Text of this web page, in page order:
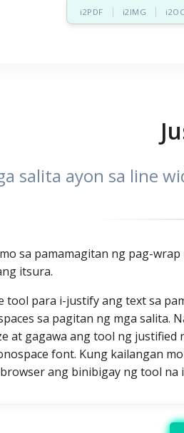
i2PDF i2IMG
salita ayon sa line
sa pamamagitan ng pag-
itsura.
tool para i-justify ang text sa
sa pagitan ng mga salita.
at gagawa ang tool ng
font. Kung kailangan
ang binibigay ng tool na